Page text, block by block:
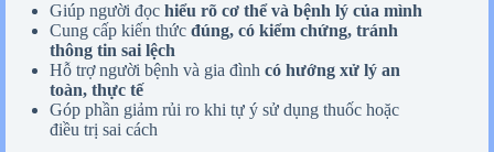
Giúp người đọc hiểu rõ cơ thể và bệnh lý của mình
Cung cấp kiến thức đúng, có kiểm chứng, tránh
thông tin sai lệch
Hỗ trợ người bệnh và gia đình có hướng xử lý an
toàn, thực tế
Góp phần giảm rủi ro khi tự ý sử dụng thuốc hoặc
điều trị sai cách